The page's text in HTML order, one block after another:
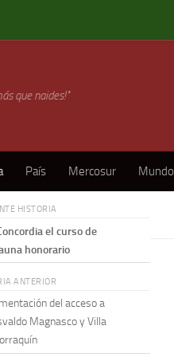
que naides!"
País Mercosur Mundo
HISTORIA
el curso de
honorario
ANTERIOR
del acceso a
Magnasco y Villa